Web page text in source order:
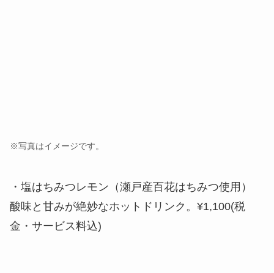
※写真はイメージです。
・塩はちみつレモン（瀬戸産百花はちみつ使用）
酸味と甘みが絶妙なホットドリンク。¥1,100(税
金・サービス料込)